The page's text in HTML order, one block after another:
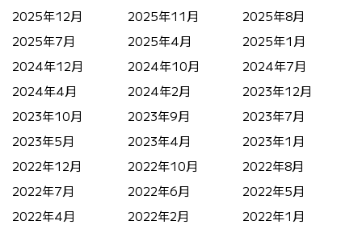
2025年12月
2025年11月
2025年8月
2025年7月
2025年4月
2025年1月
2024年12月
2024年10月
2024年7月
2024年4月
2024年2月
2023年12月
2023年10月
2023年9月
2023年7月
2023年5月
2023年4月
2023年1月
2022年12月
2022年10月
2022年8月
2022年7月
2022年6月
2022年5月
2022年4月
2022年2月
2022年1月